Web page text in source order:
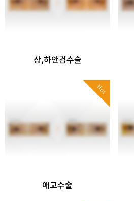
상,하안검수술
Hot
애교수술